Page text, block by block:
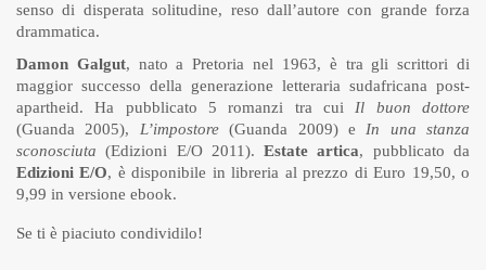
senso di disperata solitudine, reso dall’autore con grande forza
drammatica.
Damon Galgut, nato a Pretoria nel 1963, è tra gli scrittori di
maggior successo della generazione letteraria sudafricana post-
apartheid. Ha pubblicato 5 romanzi tra cui Il buon dottore
(Guanda 2005), L’impostore(Guanda 2009) e In una stanza
sconosciuta (Edizioni E/O 2011).Estate artica, pubblicato da
Edizioni E/O, è disponibile in libreria al prezzo di Euro 19,50, o
9,99 in versione ebook.
Se ti è piaciuto condividilo!